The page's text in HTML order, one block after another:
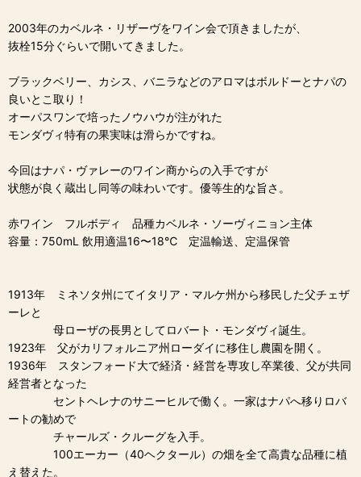
2003年のカベルネ・リザーヴをワイン会で頂きましたが、
抜栓15分ぐらいで開いてきました。
ブラックベリー、カシス、バニラなどのアロマはボルドーとナパの
良いとこ取り！
オーパスワンで培ったノウハウが注がれた
モンダヴィ特有の果実味は滑らかですね。
今回はナパ・ヴァレーのワイン商からの入手ですが
状態が良く蔵出し同等の味わいです。優等生的な旨さ。
赤ワイン フルボディ 品種カベルネ・ソーヴィニョン主体
容量：750mL 飲用適温16〜18℃ 定温輸送、定温保管
1913年 ミネソタ州にてイタリア・マルケ州から移民した父チェザ
ーレと
母ローザの長男としてロバート・モンダヴィ誕生。
1923年 父がカリフォルニア州ローダイに移住し農園を開く。
1936年 スタンフォード大で経済・経営を専攻し卒業後、父が共同
経営者となった
セントヘレナのサニーヒルで働く。一家はナパへ移りロバ
ートの勧めで
チャールズ・クルーグを入手。
100エーカー（40ヘクタール）の畑を全て高貴な品種に植
え替えた。